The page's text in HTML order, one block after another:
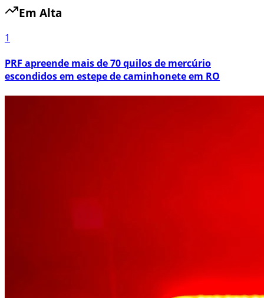
Em Alta
1
PRF apreende mais de 70 quilos de mercúrio
escondidos em estepe de caminhonete em RO